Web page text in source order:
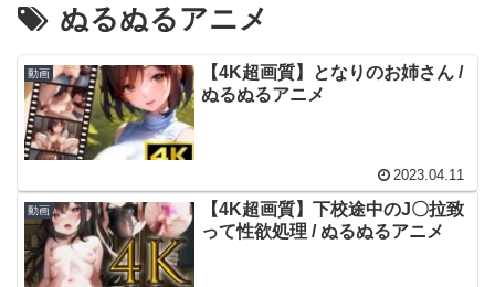
ぬるぬるアニメ
動画
【4K超画質】となりのお姉さん /
ぬるぬるアニメ
2023.04.11
動画
【4K超画質】下校途中のJ〇拉致
って性欲処理 / ぬるぬるアニメ